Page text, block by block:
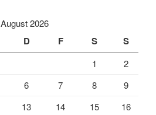
August 2026
D F S S
1
2
6 7 8
9
13 14 15
16